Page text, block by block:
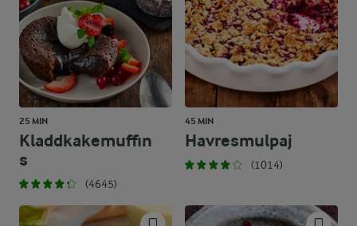
25 MIN
Kladdkakemuffin
s
(4645)
45 MIN
Havresmulpaj
(1014)